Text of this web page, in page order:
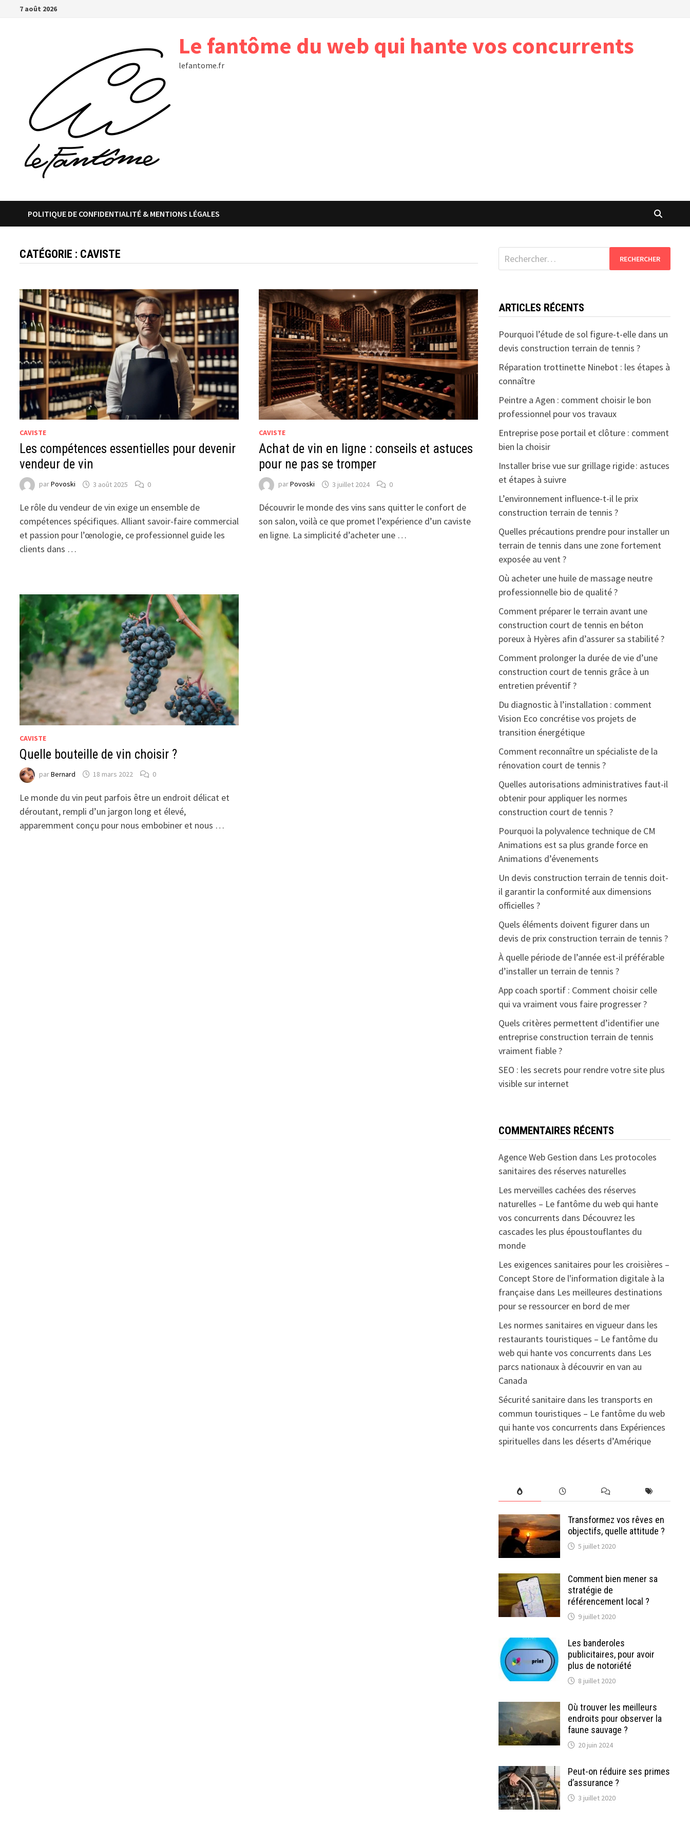
Passer7 août 2026
Le fantôme du web qui hante vos concurrents
lefantome.fr
POLITIQUE DE CONFIDENTIALITÉ & MENTIONS LÉGALES
CATÉGORIE : CAVISTE
CAVISTE
Les compétences essentielles pour devenir
vendeur de vin
parPovoski 3 août 2025 0
Le rôle du vendeur de vin exige un ensemble de
compétences spécifiques. Alliant savoir-faire commercial
et passion pour l’œnologie, ce professionnel guide les
clients dans …
CAVISTE
Achat de vin en ligne : conseils et astuces
pour ne pas se tromper
parPovoski 3 juillet 2024 0
Découvrir le monde des vins sans quitter le confort de
son salon, voilà ce que promet l’expérience d’un caviste
en ligne. La simplicité d’acheter une …
CAVISTE
Quelle bouteille de vin choisir ?
parBernard 18 mars 2022 0
Le monde du vin peut parfois être un endroit délicat et
déroutant, rempli d’un jargon long et élevé,
apparemment conçu pour nous embobiner et nous …
Rechercher :
ARTICLES RÉCENTS
Pourquoi l’étude de sol figure-t-elle dans un
devis construction terrain de tennis ?
Réparation trottinette Ninebot : les étapes à
connaître
Peintre a Agen : comment choisir le bon
professionnel pour vos travaux
Entreprise pose portail et clôture : comment
bien la choisir
Installer brise vue sur grillage rigide : astuces
et étapes à suivre
L’environnement influence-t-il le prix
construction terrain de tennis ?
Quelles précautions prendre pour installer un
terrain de tennis dans une zone fortement
exposée au vent ?
Où acheter une huile de massage neutre
professionnelle bio de qualité ?
Comment préparer le terrain avant une
construction court de tennis en béton
poreux à Hyères afin d’assurer sa stabilité ?
Comment prolonger la durée de vie d’une
construction court de tennis grâce à un
entretien préventif ?
Du diagnostic à l’installation : comment
Vision Eco concrétise vos projets de
transition énergétique
Comment reconnaître un spécialiste de la
rénovation court de tennis ?
Quelles autorisations administratives faut-il
obtenir pour appliquer les normes
construction court de tennis ?
Pourquoi la polyvalence technique de CM
Animations est sa plus grande force en
Animations d’évenements
Un devis construction terrain de tennis doit-
il garantir la conformité aux dimensions
officielles ?
Quels éléments doivent figurer dans un
devis de prix construction terrain de tennis ?
À quelle période de l’année est-il préférable
d’installer un terrain de tennis ?
App coach sportif : Comment choisir celle
qui va vraiment vous faire progresser ?
Quels critères permettent d’identifier une
entreprise construction terrain de tennis
vraiment fiable ?
SEO : les secrets pour rendre votre site plus
visible sur internet
COMMENTAIRES RÉCENTS
Agence Web Gestion dans Les protocoles
sanitaires des réserves naturelles
Les merveilles cachées des réserves
naturelles – Le fantôme du web qui hante
vos concurrents dans Découvrez les
cascades les plus époustouflantes du
monde
Les exigences sanitaires pour les croisières –
Concept Store de l'information digitale à la
françaisedans Les meilleures destinations
pour se ressourcer en bord de mer
Les normes sanitaires en vigueur dans les
restaurants touristiques – Le fantôme du
web qui hante vos concurrents dans Les
parcs nationaux à découvrir en van au
Canada
Sécurité sanitaire dans les transports en
commun touristiques – Le fantôme du web
qui hante vos concurrents dans Expériences
spirituelles dans les déserts d’Amérique
Transformez vos rêves en
objectifs, quelle attitude ?
5 juillet 2020
Comment bien mener sa
stratégie de
référencement local ?
9 juillet 2020
Les banderoles
publicitaires, pour avoir
plus de notoriété
8 juillet 2020
Où trouver les meilleurs
endroits pour observer la
faune sauvage ?
20 juin 2024
Peut-on réduire ses primes
d’assurance ?
3 juillet 2020